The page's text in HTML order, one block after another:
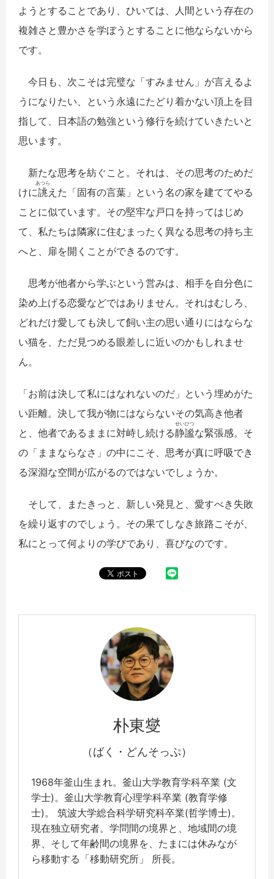
ようとすることであり、ひいては、人間という存在の
複雑さと豊かさを学ぼうとすることに他ならないから
です。
今日も、次こそは完璧な「すみません」が言えるよ
うになりたい、という永遠にたどり着かない頂上を目
指して、日本語の勉強という修行を続けていきたいと
思います。
新たな思考を紡ぐこと。それは、その思考のためだ
けに誂
あつら
えた「固有の言葉」という名の家を建ててやる
ことに似ています。その堅牢な戸口を持ってはじめ
て、私たちは隣家に住むまったく異なる思考の持ち主
へと、扉を開くことができるのです。
思考が他者から学ぶという営みは、相手を自分色に
染め上げる恋愛などではありません。それはむしろ、
どれだけ愛しても決して飼い主の思い通りにはならな
い猫を、ただ見つめる眼差しに近いのかもしれませ
ん。
「お前は決して私にはなれないのだ」という埋めがた
い距離。決して我が物にはならないその気高き他者
と、他者であるままに対峙し続ける静
せい
謐
ひつ
な緊張感。そ
の「ままならなさ」の中にこそ、思考が真に呼吸でき
る深淵な空間が広がるのではないでしょうか。
そして、またきっと、新しい発見と、愛すべき失敗
を繰り返すのでしょう。その果てしなき旅路こそが、
私にとって何よりの学びであり、喜びなのです。
朴東燮
（ばく・どんそっぷ）
1968年釜山生まれ。釜山大学教育学科卒業 (文
学士)。釜山大学教育心理学科卒業 (教育学修
士)。 筑波大学総合科学研究科卒業(哲学博士)。
現在独立研究者。学問間の境界と、地域間の境
界、そして年齢間の境界を、たまには休みなが
ら移動する「移動研究所」 所長。